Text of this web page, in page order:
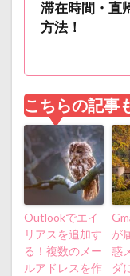
滞在時間・直
方法！
こちらの記事
Outlookでエイ
リアスを追加す
る！複数のメー
ルアドレスを作
が
惑
ダ